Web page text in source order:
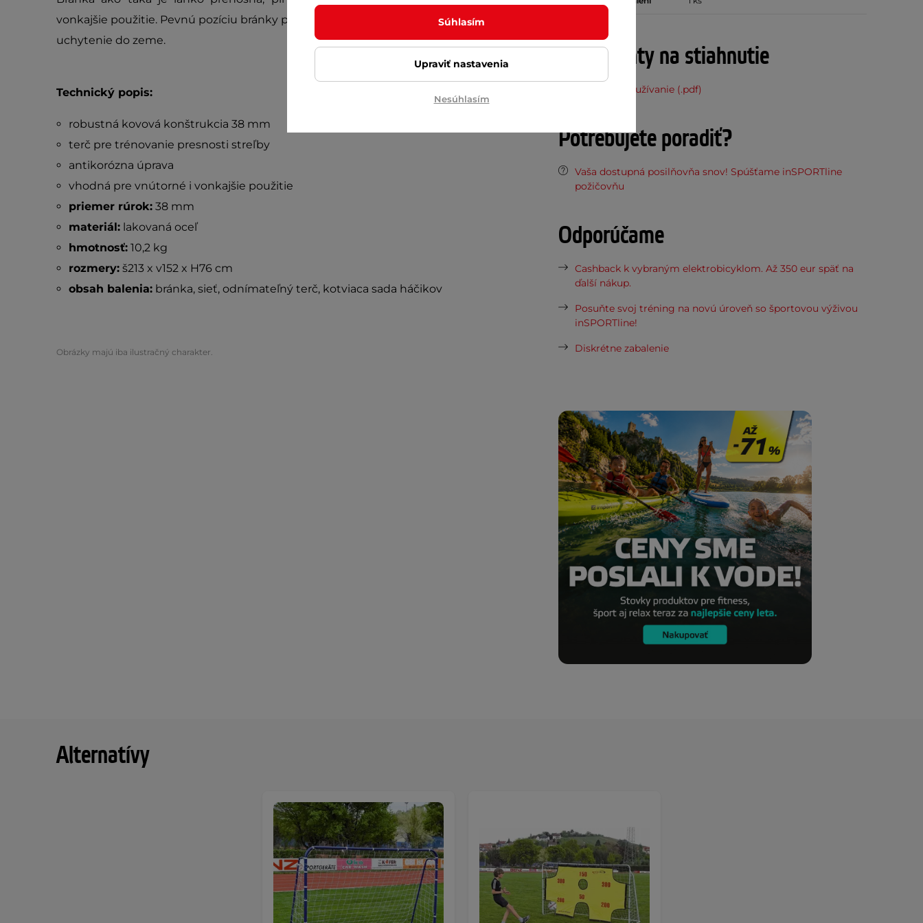
vonkajšie použitie. Pevnú pozíciu bránky proti pohybu zabezpečuje sada háčikov pre
uchytenie do zeme.
Technický popis:
robustná kovová konštrukcia 38 mm
terč pre trénovanie presnosti streľby
antikorózna úprava
vhodná pre vnútorné i vonkajšie použitie
priemer rúrok:38 mm
materiál:lakovaná oceľ
hmotnosť:10,2 kg
rozmery:š213 x v152 x H76 cm
obsah balenia:bránka, sieť, odnímateľný terč, kotviaca sada háčikov
Obrázky majú iba ilustračný charakter.
Dokumenty na stiahnutie
Návod na používanie (.pdf)
Potrebujete poradiť?
Vaša dostupná posilňovňa snov! Spúšťame inSPORTline
požičovňu
Odporúčame
Cashback k vybraným elektrobicyklom. Až 350 eur späť na
ďalší nákup.
Posuňte svoj tréning na novú úroveň so športovou výživou
inSPORTline!
Diskrétne zabalenie
Alternatívy
Súhlasím
Upraviť nastavenia
Nesúhlasím